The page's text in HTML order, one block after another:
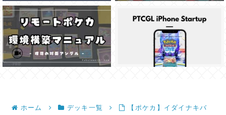
ホーム デッキ一覧
【ポケカ】イダイナキバ